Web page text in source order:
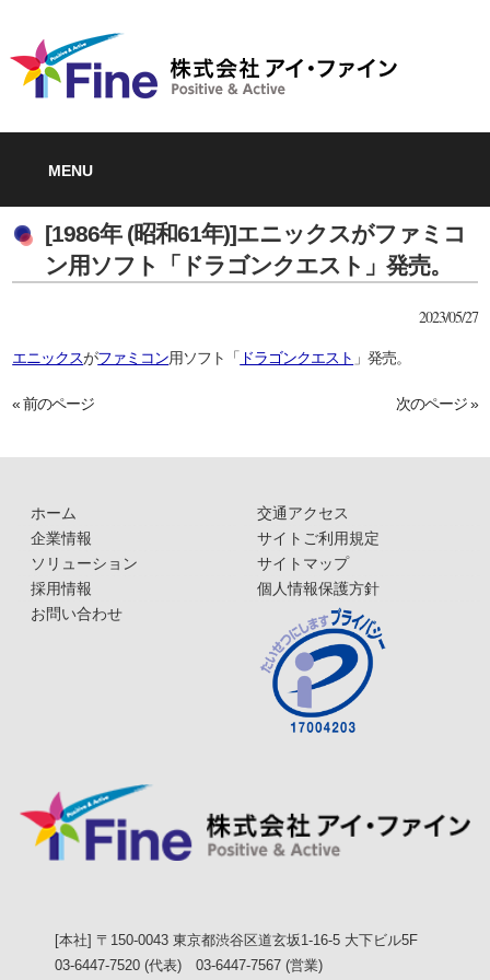
MENU
[1986年 (昭和61年)]エニックスがファミコ
ン用ソフト「ドラゴンクエスト」発売。
2023/05/27
エニックスがファミコン用ソフト「 ドラゴンクエスト 」発売。
« 前のページ 次のページ »
ホーム
企業情報
ソリューション
採用情報
お問い合わせ
交通アクセス
サイトご利用規定
サイトマップ
個人情報保護方針
[本社] 〒150-0043 東京都渋谷区道玄坂1-16-5 大下ビル5F
03-6447-7520 (代表) 03-6447-7567 (営業)